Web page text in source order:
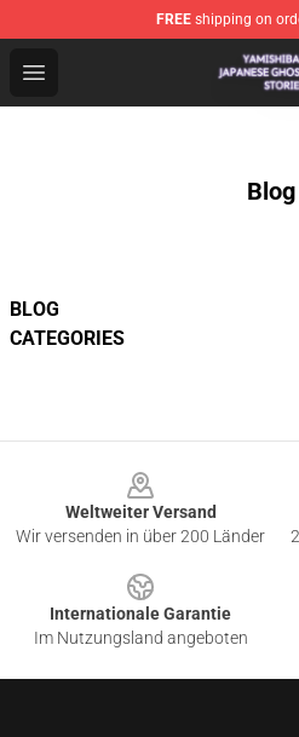
FREE shipping on
Open menu
Yamishibai: Japanese
Blog
BLOG
CATEGORIES
Weltweiter Versand
Wir versenden in über 200 Länder
Internationale Garantie
Im Nutzungsland angeboten